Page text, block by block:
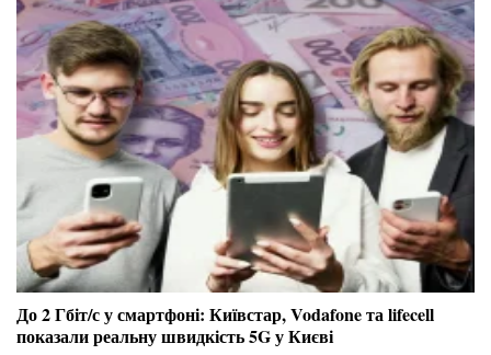
До 2 Гбіт/с у смартфоні: Київстар, Vodafone та lifecell
показали реальну швидкість 5G у Києві